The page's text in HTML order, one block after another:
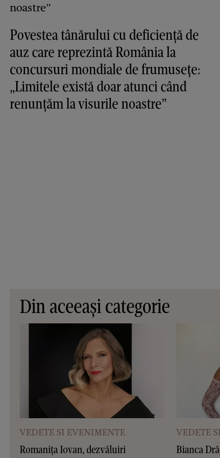
Povestea tânărului cu deficiență de
auz care reprezintă România la
concursuri mondiale de frumusețe:
„Limitele există doar atunci când
renunțăm la visurile noastre”
Din aceeași categorie
VEDETE SI EVENIMENTE
Romanița Iovan, dezvăluiri
VEDETE
Bianca